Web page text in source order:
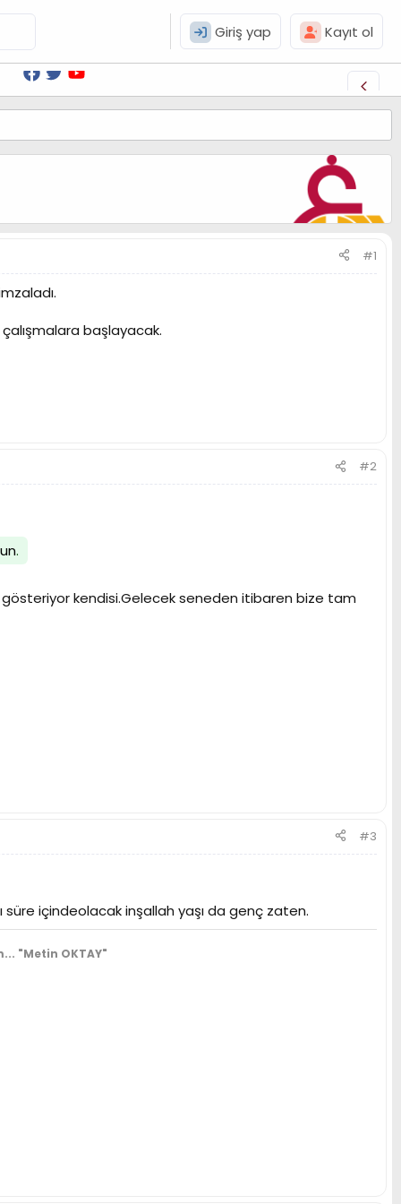
Giriş yap Kayıt ol
#1
başlayacak.
#2
.
kendisi.Gelecek seneden itibaren bize tam
#3
süre içindeolacak inşallah yaşı da genç zaten.
"Metin OKTAY"